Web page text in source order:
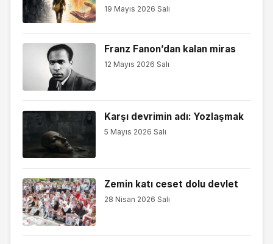
19 Mayıs 2026 Salı
Franz Fanon’dan kalan miras
12 Mayıs 2026 Salı
Karşı devrimin adı: Yozlaşmak
5 Mayıs 2026 Salı
Zemin katı ceset dolu devlet
28 Nisan 2026 Salı